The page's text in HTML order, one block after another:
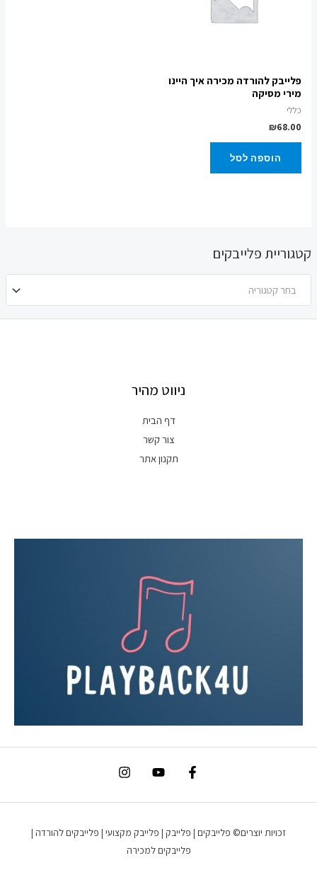
קטגוריית פלייבקים
בחר קטגוריה
פלייבק להורדה מכירה איך היינו
מירי מסיקה
כללי
₪68.00
הוספה לסל
ניווט מהיר
דף הבית
צור קשר
תקנון אתר
זכויות יוצרים© פלייבקים | פלייבק | פלייבק מקצועי | פלייבקים להורדה |
פלייבקים למכירה